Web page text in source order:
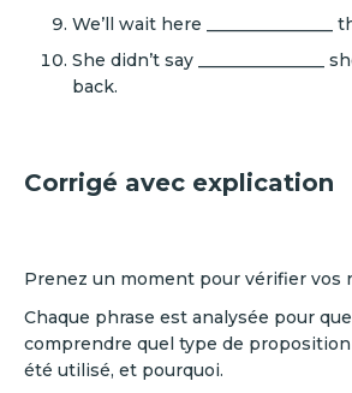
We’ll wait here
She didn’t say _______________
back.
Corrigé avec explication
Prenez un moment pour vérifier vos
Chaque phrase est analysée pour
comprendre quel type de
été utilisé, et pourquoi.